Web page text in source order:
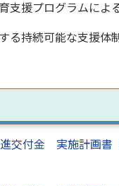
支援プログラムによ
る持続可能な支援体
交付金 実施計画書